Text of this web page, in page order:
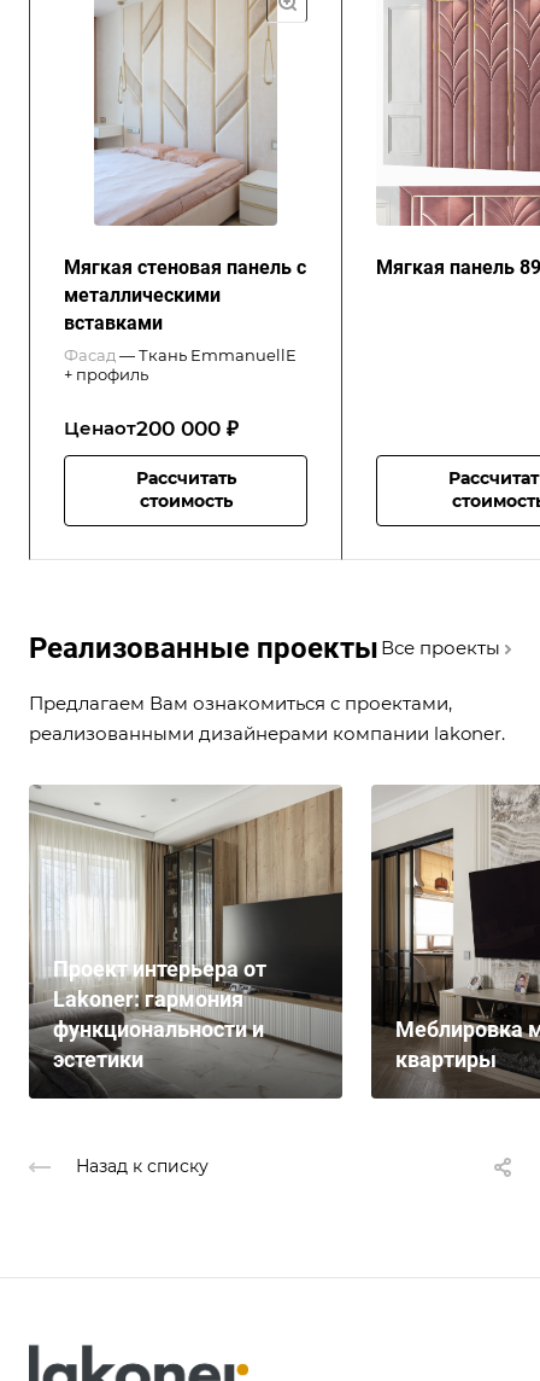
Мягкая стеновая панель с
металлическими
вставками
Фасад —Ткань EmmanuellE
+ профиль
Ценаот200 000 ₽
Рассчитать
стоимость
Мягкая панель 89
Реализованные проекты Все проекты
Предлагаем Вам ознакомиться с проектами,
реализованными дизайнерами компании lakoner.
Проект интерьера от
Lakoner: гармония
функциональности и
эстетики
Меблировка
квартиры
Назад к списку